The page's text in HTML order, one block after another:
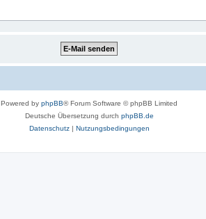
Powered by phpBB® Forum Software © phpBB Limited
Deutsche Übersetzung durch phpBB.de
Datenschutz| Nutzungsbedingungen